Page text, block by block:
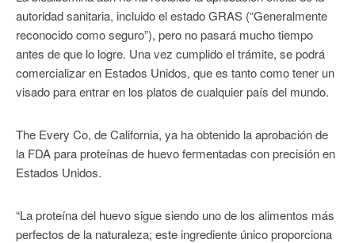
autoridad sanitaria, incluido el estado GRAS (“Generalmente
reconocido como seguro”), pero no pasará mucho tiempo
antes de que lo logre. Una vez cumplido el trámite, se podrá
comercializar en Estados Unidos, que es tanto como tener un
visado para entrar en los platos de cualquier país del mundo.
The Every Co, de California, ya ha obtenido la aprobación de
la FDA para proteínas de huevo fermentadas con precisión en
Estados Unidos.
“La proteína del huevo sigue siendo uno de los alimentos más
perfectos de la naturaleza; este ingrediente único proporciona